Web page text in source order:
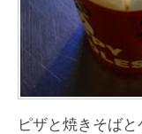
ピザと焼きそば